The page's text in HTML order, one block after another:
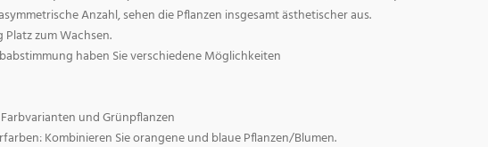
Anzahl, sehen die Pflanzen insgesamt ästhetischer aus.
Platz zum Wachsen.
haben Sie verschiedene Möglichkeiten
und Grünpflanzen
Kombinieren Sie orangene und blaue Pflanzen/Blumen.